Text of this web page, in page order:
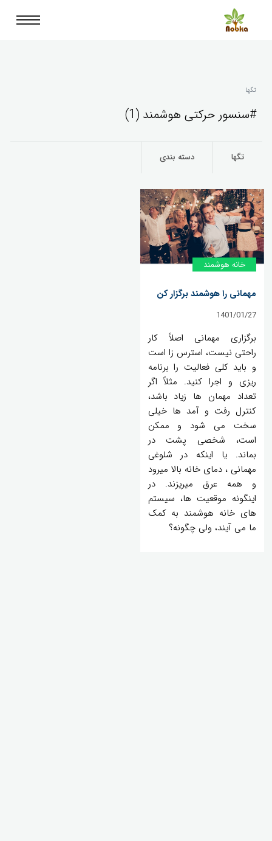
تگها
#سنسور حرکتی هوشمند (1)
تگها دسته بندی
خانه‌ هوشمند
مهمانی را هوشمند برگزار کن
1401/01/27
برگزاری مهمانی اصلاً کار
راحتی نیست، استرس زا است
و باید کلی فعالیت را برنامه
ریزی و اجرا کنید. مثلاً اگر
تعداد مهمان ها زیاد باشد،
کنترل رفت و آمد ها خیلی
سخت می شود و ممکن
است، شخصی پشت در
بماند. یا اینکه در شلوغی
مهمانی ، دمای خانه بالا میرود
و همه عرق میریزند. در
اینگونه موقعیت ها، سیستم
های خانه هوشمند به کمک
ما می آیند، ولی چگونه؟